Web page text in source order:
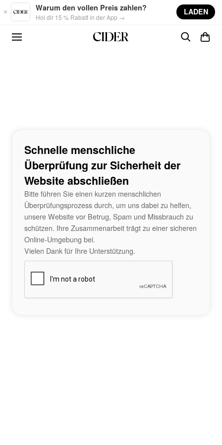
Skip to main content
Warum den vollen Preis zahlen?
Hol dir 15 % Rabatt in der App →
LADEN
Schnelle menschliche
Überprüfung zur Sicherheit der
Website abschließen
Bitte führen Sie einen kurzen menschlichen
Überprüfungsprozess durch, um uns dabei zu helfen,
unsere Website vor Betrug, Spam und Missbrauch zu
schützen. Ihre Zusammenarbeit trägt zu einer sicheren
Online-Umgebung bei.
Vielen Dank für Ihre Unterstützung.